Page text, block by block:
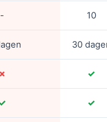
- 10
30
✗ ✓
✓